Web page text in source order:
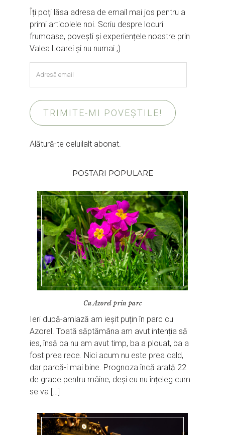
Îți poți lăsa adresa de email mai jos pentru a
primi articolele noi. Scriu despre locuri
frumoase, povești și experiențele noastre prin
Valea Loarei și nu numai ;)
email
TRIMITE-MI POVEȘTILE!
Alătură-te celuilalt abonat.
POSTARI POPULARE
Cu Azorel prin parc
Ieri după-amiază am ieșit puțin în parc cu
Azorel. Toată săptămâna am avut intenția să
ies, însă ba nu am avut timp, ba a plouat, ba a
fost prea rece. Nici acum nu este prea cald,
dar parcă-i mai bine. Prognoza încă arată 22
de grade pentru mâine, deși eu nu înțeleg cum
se va […]